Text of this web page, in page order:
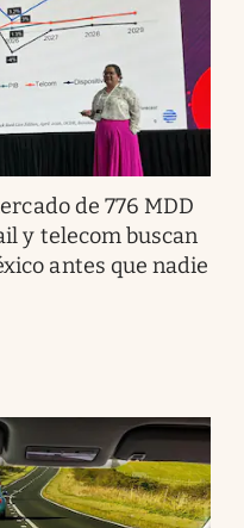
de 776 MDD
y telecom buscan
antes que nadie